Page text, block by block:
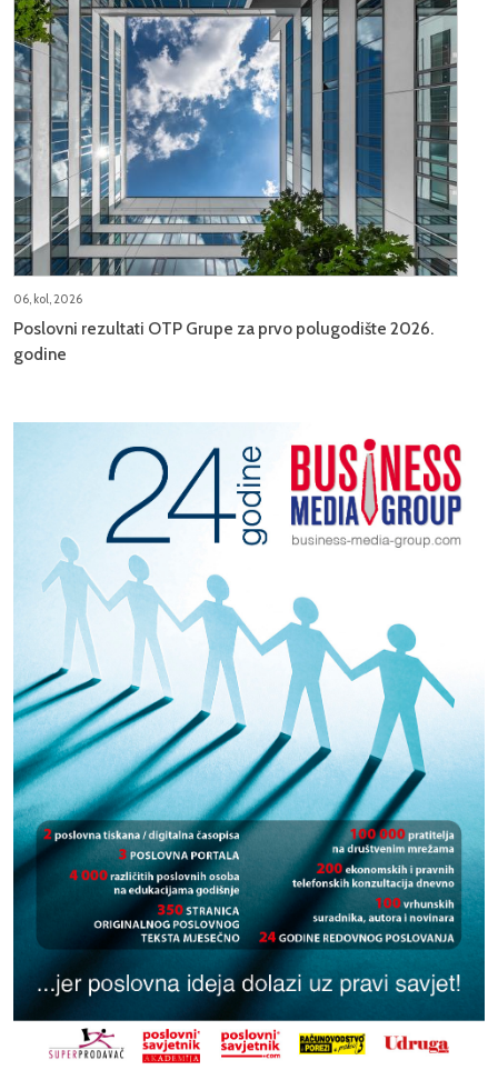
06, kol, 2026
Poslovni rezultati OTP Grupe za prvo polugodište 2026.
godine